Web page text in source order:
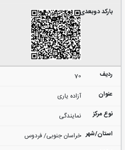
70
آزاده یاری
نمایندگی
خراسان جنوبی/ فردوس